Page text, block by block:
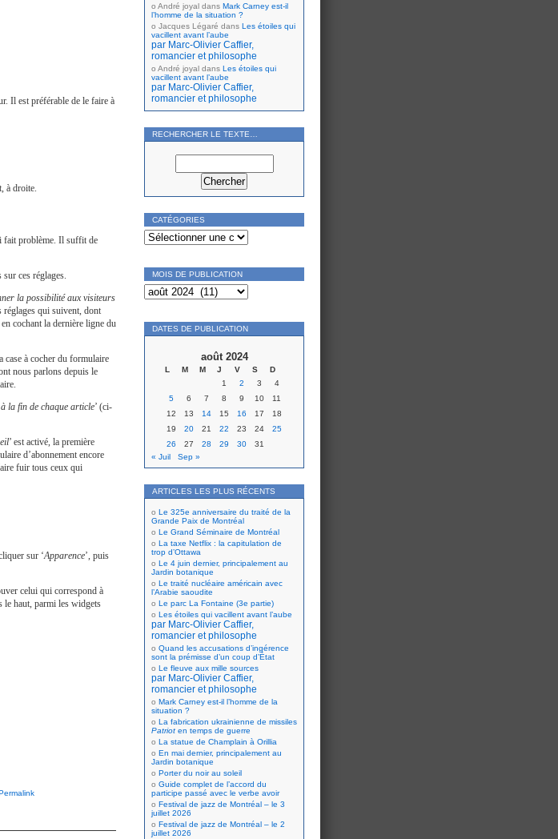
Il est préférable de le faire à
à droite.
fait problème. Il suffit de
ces réglages.
la possibilité aux visiteurs
réglages qui suivent, dont
cochant la dernière ligne du
case à cocher du formulaire
nous parlons depuis le
la fin de chaque article’ (ci-
’ est activé, la première
d’abonnement encore
fuir tous ceux qui
sur ‘Apparence’, puis
celui qui correspond à
le haut, parmi les widgets
André joyal dans Mark Carney est-il
l’homme de la situation ?
Jacques Légaré dans Les étoiles qui
vacillent avant l’aube
par Marc-Olivier Caffier,
romancier et philosophe
André joyal dans Les étoiles qui
vacillent avant l’aube
par Marc-Olivier Caffier,
romancier et philosophe
RECHERCHER LE TEXTE…
CATÉGORIES
Catégories
MOIS DE PUBLICATION
Mois
de
publication
DATES DE PUBLICATION
août 2024
L M M J V S
D
1
2 3
4
5
6 7 8 9 10
11
12
13 14 15 16 17
18
19
20 21 22 23 24
25
26
27 28 29 30
31
« Juil
Sep »
ARTICLES LES PLUS RÉCENTS
Le 325e anniversaire du traité de la
Grande Paix de Montréal
Le Grand Séminaire de Montréal
La taxe Netflix : la capitulation de
trop d’Ottawa
Le 4 juin dernier, principalement au
Jardin botanique
Le traité nucléaire américain avec
l’Arabie saoudite
Le parc La Fontaine (3e partie)
Les étoiles qui vacillent avant l’aube
par Marc-Olivier Caffier,
romancier et philosophe
Quand les accusations d’ingérence
sont la prémisse d’un coup d’État
Le fleuve aux mille sources
par Marc-Olivier Caffier,
romancier et philosophe
Mark Carney est-il l’homme de la
situation ?
La fabrication ukrainienne de missiles
Patriot en temps de guerre
La statue de Champlain à Orillia
En mai dernier, principalement au
Jardin botanique
Porter du noir au soleil
Guide complet de l’accord du
participe passé avec le verbe avoir
Festival de jazz de Montréal – le 3
juillet 2026
Festival de jazz de Montréal – le 2
juillet 2026